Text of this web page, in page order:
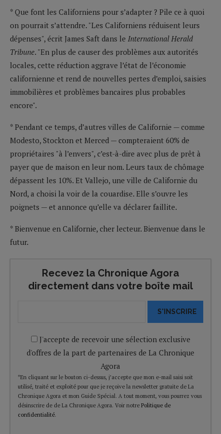
* Que font les Californiens pour s’adapter ? Pile ce à quoi
on pourrait s’attendre. "Les Californiens réduisent leurs
dépenses", écrit James Saft dans le International Herald
Tribune. "En plus de causer des problèmes aux autorités
locales, cette réduction aggrave l’état de l’économie
californienne et rend de nouvelles pertes d’emploi, saisies
immobilières et problèmes bancaires plus probables
encore".
* Pendant ce temps, d’autres villes de Californie — comme
Modesto, Stockton et Merced — compteraient 60% de
propriétaires "à l’envers", c’est-à-dire avec plus de prêt à
payer que de maison en leur nom. Leurs taux de chômage
dépassent les 10%. Et Vallejo, une ville de Californie du
Nord, a choisi la voir de la couardise. Elle s’ouvre les
poignets — et annonce qu’elle va déclarer faillite.
* Bienvenue en Californie, cher lecteur. Bienvenue dans le
futur.
Recevez la Chronique Agora
directement dans votre boîte mail
S'INSCRIRE
J'accepte de recevoir une sélection exclusive
d'offres de la part de partenaires de La Chronique
Agora
*En cliquant sur le bouton ci-dessus, j’accepte que mon e-mail saisi soit
utilisé, traité et exploité pour que je reçoive la newsletter gratuite de La
Chronique Agora et mon Guide Spécial. A tout moment, vous pourrez vous
désinscrire de de La Chronique Agora. Voir notre Politique de
confidentialité.